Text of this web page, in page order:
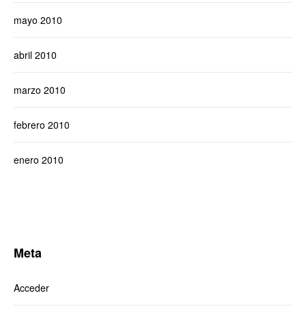
mayo 2010
abril 2010
marzo 2010
febrero 2010
enero 2010
Meta
Acceder